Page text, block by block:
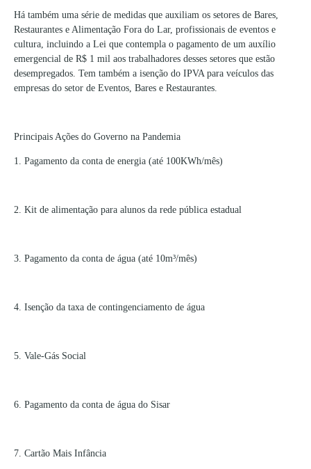
Há também uma série de medidas que auxiliam os setores de Bares,
Restaurantes e Alimentação Fora do Lar, profissionais de eventos e
cultura, incluindo a Lei que contempla o pagamento de um auxílio
emergencial de R$ 1 mil aos trabalhadores desses setores que estão
desempregados. Tem também a isenção do IPVA para veículos das
empresas do setor de Eventos, Bares e Restaurantes.
Principais Ações do Governo na Pandemia
1. Pagamento da conta de energia (até 100KWh/mês)
2. Kit de alimentação para alunos da rede pública estadual
3. Pagamento da conta de água (até 10m³/mês)
4. Isenção da taxa de contingenciamento de água
5. Vale-Gás Social
6. Pagamento da conta de água do Sisar
7. Cartão Mais Infância